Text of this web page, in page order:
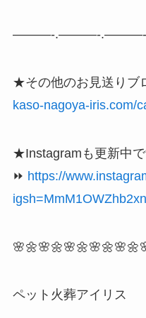
———-.———-.———-
★その他のお見送りブ
kaso-nagoya-iris.com/
★Instagramも更新中
⏩ https://
ペット火葬アイリス